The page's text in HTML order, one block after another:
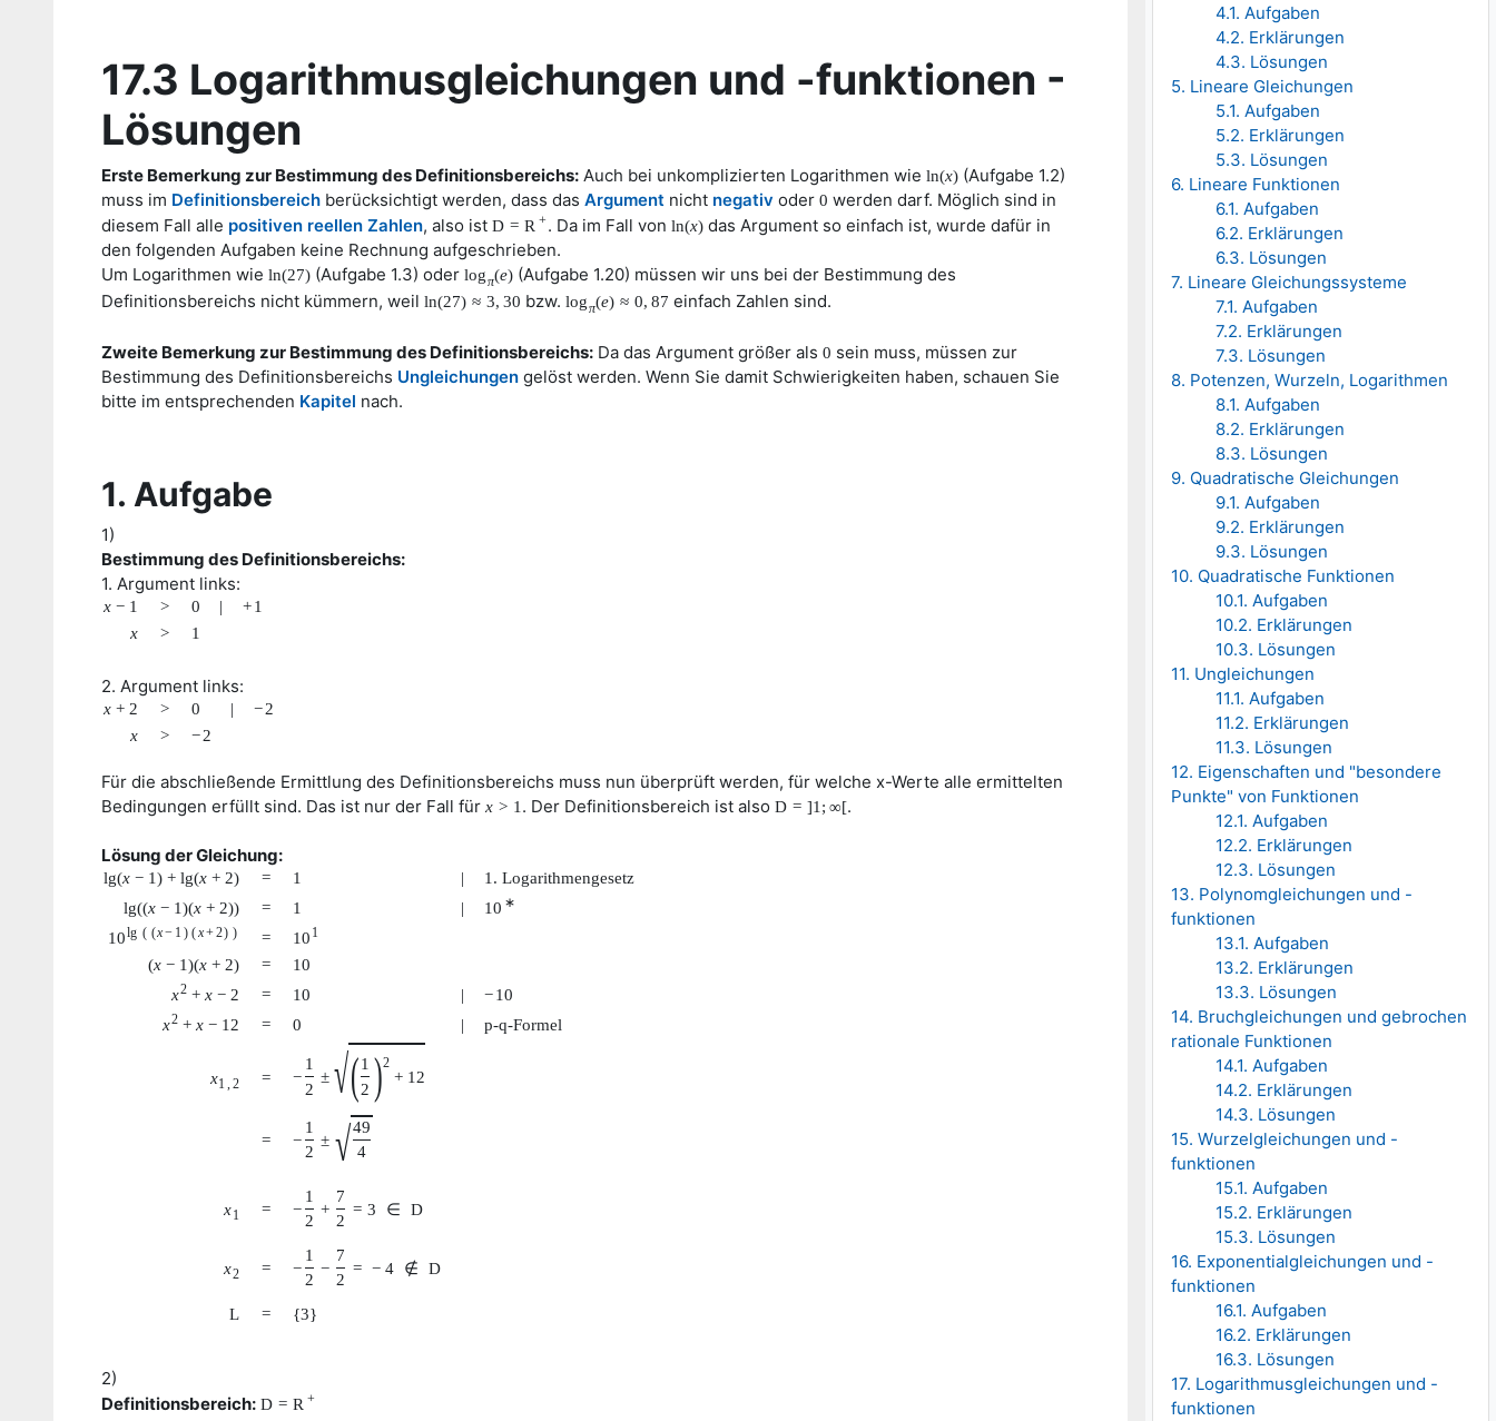
4.1. Aufgaben
4.2. Erklärungen
4.3. Lösungen
5. Lineare Gleichungen
5.1. Aufgaben
5.2. Erklärungen
5.3. Lösungen
6. Lineare Funktionen
6.1. Aufgaben
6.2. Erklärungen
6.3. Lösungen
7. Lineare Gleichungssysteme
7.1. Aufgaben
7.2. Erklärungen
7.3. Lösungen
8. Potenzen, Wurzeln, Logarithmen
8.1. Aufgaben
8.2. Erklärungen
8.3. Lösungen
9. Quadratische Gleichungen
9.1. Aufgaben
9.2. Erklärungen
9.3. Lösungen
10. Quadratische Funktionen
10.1. Aufgaben
10.2. Erklärungen
10.3. Lösungen
11. Ungleichungen
11.1. Aufgaben
11.2. Erklärungen
11.3. Lösungen
12. Eigenschaften und "besondere
Punkte" von Funktionen
12.1. Aufgaben
12.2. Erklärungen
12.3. Lösungen
13. Polynomgleichungen und -
funktionen
13.1. Aufgaben
13.2. Erklärungen
13.3. Lösungen
14. Bruchgleichungen und gebrochen
rationale Funktionen
14.1. Aufgaben
14.2. Erklärungen
14.3. Lösungen
15. Wurzelgleichungen und -
funktionen
15.1. Aufgaben
15.2. Erklärungen
15.3. Lösungen
16. Exponentialgleichungen und -
funktionen
16.1. Aufgaben
16.2. Erklärungen
16.3. Lösungen
17. Logarithmusgleichungen und -
funktionen
17.3 Logarithmusgleichungen und -funktionen -
Lösungen
Erste Bemerkung zur Bestimmung des Definitionsbereichs: Auch bei unkomplizierten Logarithmen wie ln(x) (Aufgabe 1.2)
muss im Definitionsbereich berücksichtigt werden, dass das Argument nicht negativ oder 0 werden darf. Möglich sind in
diesem Fall alle positiven reellen Zahlen, also ist D = R +. Da im Fall vonln(x) das Argument so einfach ist, wurde dafür in
den folgenden Aufgaben keine Rechnung aufgeschrieben.
Um Logarithmen wie ln(27) (Aufgabe 1.3) oder logπ(e)(Aufgabe 1.20) müssen wir uns bei der Bestimmung des
Definitionsbereichs nicht kümmern, weil ln(27) ≈ 3, 30 bzw.logπ(e) ≈ 0, 87 einfach Zahlen sind.
Zweite Bemerkung zur Bestimmung des Definitionsbereichs: Da das Argument größer als 0 sein muss, müssen zur
Bestimmung des Definitionsbereichs Ungleichungen gelöst werden. Wenn Sie damit Schwierigkeiten haben, schauen Sie
bitte im entsprechenden Kapitel nach.
1. Aufgabe
1)
Bestimmung des Definitionsbereichs:
1. Argument links:
x − 1 > 0 | +1
x
> 1
2. Argument links:
x + 2 > 0 | −2
x
> −2
Für die abschließende Ermittlung des Definitionsbereichs muss nun überprüft werden, für welche x-Werte alle ermittelten
Bedingungen erfüllt sind. Das ist nur der Fall für x > 1 . Der Definitionsbereich ist also D = ]1 ; ∞[.
Lösung der Gleichung:
lg(x − 1) + lg(x + 2) = 1 |
1. Logarithmengesetz
lg((x − 1)(x + 2)) = 1 | 10 ∗
10lg ( (x− 1 ) (x+2) ) = 10 1
(x − 1)(x + 2) =
10
x2 + x − 2 = 10 | −10
x2 + x − 12 = 0 | p-q-Formel
x1 ,2 = −
1
2
± √(1
2 )2
+ 12
= −
1
2
± √49
4
x1 = −
1
2
+
7
2
= 3 ∈ D
x2 = −
1
2
−
7
2
= − 4 ∉ D
L = {3}
2)
Definitionsbereich: D = R +